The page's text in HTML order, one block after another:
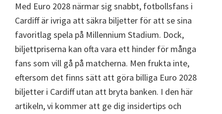
Wembley
London,
Manchester,
Cardiff,
Villa
Park
Med Euro 2028 närmar sig snabbt, fotbollsfans i
Cardiff är ivriga att säkra biljetter för att se sina
favoritlag spela på Millennium Stadium. Dock,
biljettpriserna kan ofta vara ett hinder för många
fans som vill gå på matcherna. Men frukta inte,
eftersom det finns sätt att göra billiga Euro 2028
biljetter i Cardiff utan att bryta banken. I den här
artikeln, vi kommer att ge dig insidertips och